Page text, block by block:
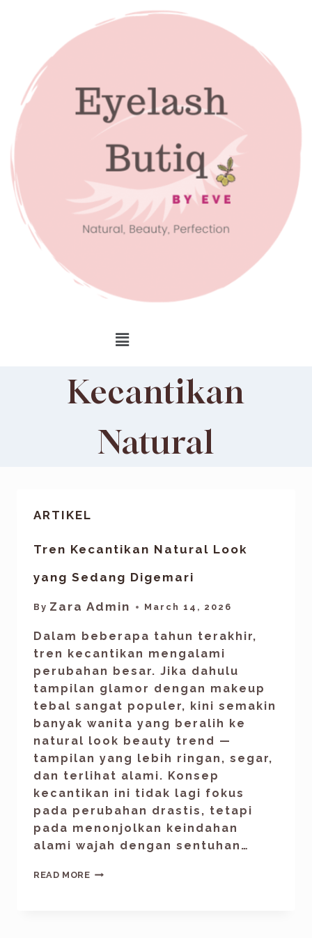
Kecantikan
Natural
ARTIKEL
Tren Kecantikan Natural Look
yang Sedang Digemari
By Zara Admin March 14, 2026
Dalam beberapa tahun terakhir,
tren kecantikan mengalami
perubahan besar. Jika dahulu
tampilan glamor dengan makeup
tebal sangat populer, kini semakin
banyak wanita yang beralih ke
natural look beauty trend —
tampilan yang lebih ringan, segar,
dan terlihat alami. Konsep
kecantikan ini tidak lagi fokus
pada perubahan drastis, tetapi
pada menonjolkan keindahan
alami wajah dengan sentuhan…
READ MORE